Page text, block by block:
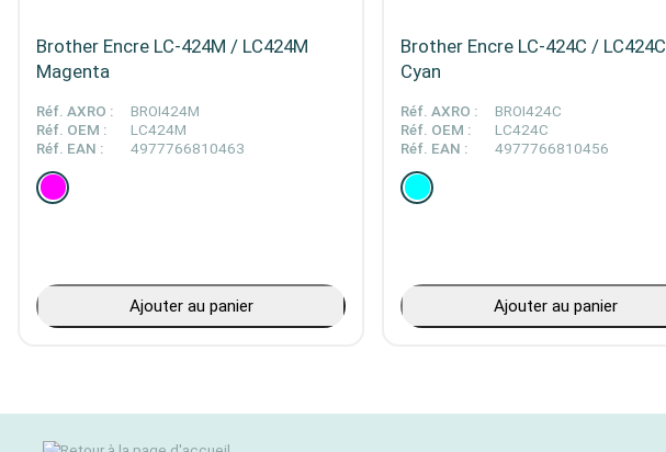
Brother Encre LC-424M / LC424M
Magenta
Réf. AXRO :
BROI424M
Réf. OEM :
LC424M
Réf. EAN :
4977766810463
Ajouter au panier
Brother Encre LC-424C / LC424C
Cyan
Réf. AXRO :
BROI424C
Réf. OEM :
LC424C
Réf. EAN :
4977766810456
Ajouter au panier